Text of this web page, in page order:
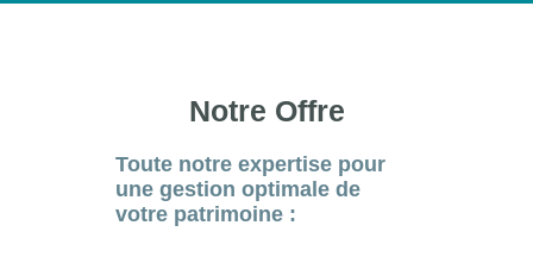
Notre Offre
Toute notre expertise pour
une gestion optimale de
votre patrimoine :